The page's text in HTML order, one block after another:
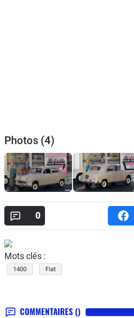
Photos (4)
0
Mots clés :
1400 Fiat
COMMENTAIRES ()